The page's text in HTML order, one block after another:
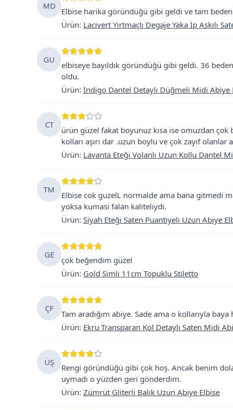
MD
Elbise harika göründüğü gibi geldi ve tam
Ürün: Lacivert Yırtmaçlı Degaje Yaka İp Askılı
GU
elbiseye bayıldık göründüğü gibi geldi. 36
oldu.
Ürün: İndigo Dantel Detaylı Düğmeli Midi Abiye
CT
ürün güzel fakat boyunuz kısa ise omuzdan
kolları aşırı dar .uzun boylu ve çok zayıf olanlar
Ürün: Lavanta Eteği Volanlı Uzun Kollu Dantel
TM
Elbise cok guzelL normalde ama bana gitmedi
yoksa kumasi falan kaliteliydi.
Ürün: Siyah Eteği Saten Puantiyeli Uzun Abiye
GE
çok beğendim güzel
Ürün: Gold Simli 11cm Topuklu Stiletto
ÇF
Tam aradığım abiye. Sade ama o kollarıyla
Ürün: Ekru Transparan Kol Detaylı Saten Midi
ÜŞ
Rengi göründüğü gibi çok hoş. Ancak benim
uymadı o yüzden geri gönderdim.
Ürün: Zümrüt Gliterli Balık Uzun Abiye Elbise